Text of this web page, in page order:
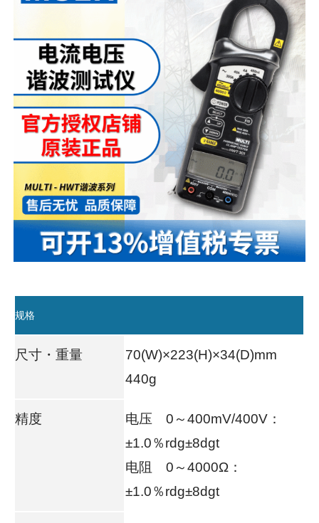
规格
尺寸・重量
70(W)×223(H)×34(D)mm
440g
精度
电压 0～400mV/400V：
±1.0％rdg±8dgt
电阻 0～4000Ω：
±1.0％rdg±8dgt